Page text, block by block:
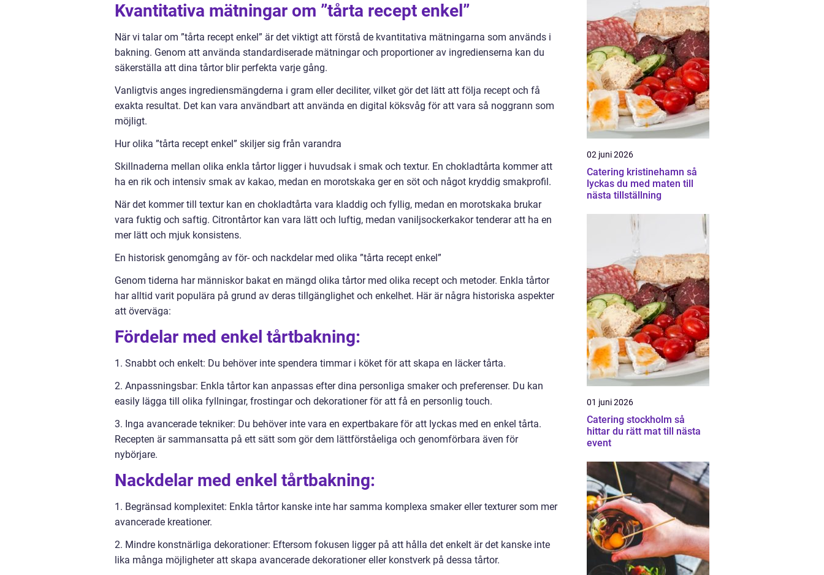
Kvantitativa mätningar om ”tårta recept enkel”
När vi talar om ”tårta recept enkel” är det viktigt att förstå de kvantitativa mätningarna som används i
bakning. Genom att använda standardiserade mätningar och proportioner av ingredienserna kan du
säkerställa att dina tårtor blir perfekta varje gång.
Vanligtvis anges ingrediensmängderna i gram eller deciliter, vilket gör det lätt att följa recept och få
exakta resultat. Det kan vara användbart att använda en digital köksvåg för att vara så noggrann som
möjligt.
Hur olika ”tårta recept enkel” skiljer sig från varandra
Skillnaderna mellan olika enkla tårtor ligger i huvudsak i smak och textur. En chokladtårta kommer att
ha en rik och intensiv smak av kakao, medan en morotskaka ger en söt och något kryddig smakprofil.
När det kommer till textur kan en chokladtårta vara kladdig och fyllig, medan en morotskaka brukar
vara fuktig och saftig. Citrontårtor kan vara lätt och luftig, medan vaniljsockerkakor tenderar att ha en
mer lätt och mjuk konsistens.
En historisk genomgång av för- och nackdelar med olika ”tårta recept enkel”
Genom tiderna har människor bakat en mängd olika tårtor med olika recept och metoder. Enkla tårtor
har alltid varit populära på grund av deras tillgänglighet och enkelhet. Här är några historiska aspekter
att överväga:
Fördelar med enkel tårtbakning:
1. Snabbt och enkelt: Du behöver inte spendera timmar i köket för att skapa en läcker tårta.
2. Anpassningsbar: Enkla tårtor kan anpassas efter dina personliga smaker och preferenser. Du kan
easily lägga till olika fyllningar, frostingar och dekorationer för att få en personlig touch.
3. Inga avancerade tekniker: Du behöver inte vara en expertbakare för att lyckas med en enkel tårta.
Recepten är sammansatta på ett sätt som gör dem lättförståeliga och genomförbara även för
nybörjare.
Nackdelar med enkel tårtbakning:
1. Begränsad komplexitet: Enkla tårtor kanske inte har samma komplexa smaker eller texturer som mer
avancerade kreationer.
2. Mindre konstnärliga dekorationer: Eftersom fokusen ligger på att hålla det enkelt är det kanske inte
lika många möjligheter att skapa avancerade dekorationer eller konstverk på dessa tårtor.
02 juni 2026
Catering kristinehamn så
lyckas du med maten till
nästa tillställning
01 juni 2026
Catering stockholm så
hittar du rätt mat till nästa
event